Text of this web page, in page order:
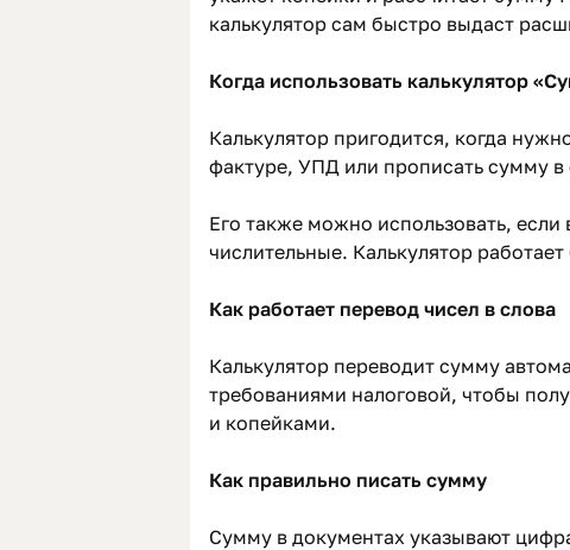
калькулятор сам быстро выдаст
Когда использовать калькулятор
Калькулятор пригодится, когда
фактуре, УПД или прописать сумму в
Его также можно использовать, если
числительные. Калькулятор
Как работает перевод чисел в слова
Калькулятор переводит сумму
требованиями налоговой, чтобы
и копейками.
Как правильно писать сумму
Сумму в документах указывают